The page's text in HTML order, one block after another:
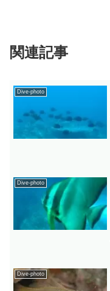
関連記事
Dive-photo
Dive-photo
Dive-photo